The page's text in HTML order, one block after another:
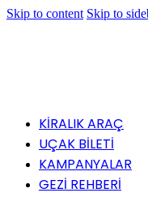
Skip to content Skip to
KİRALIK ARAÇ
UÇAK BİLETİ
KAMPANYALAR
GEZİ REHBERİ